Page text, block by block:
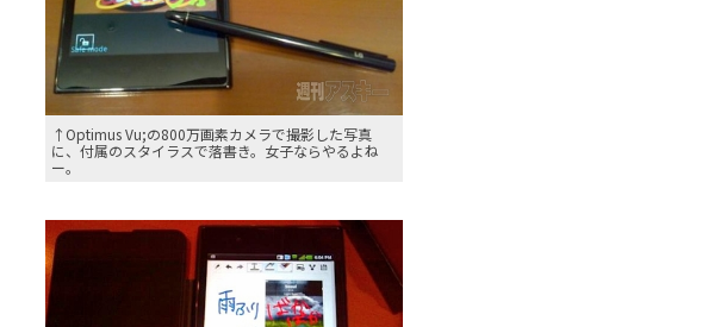
↑Optimus Vu;の800万画素カメラで撮影した写真
に、付属のスタイラスで落書き。女子ならやるよね
ー。